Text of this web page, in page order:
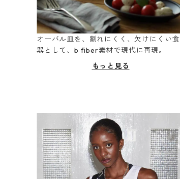
オーバル皿を、割れにくく、欠けにくい食
器として、b fiber素材で現代に再現。
もっと見る